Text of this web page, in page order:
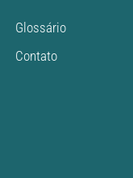
Glossário
Contato